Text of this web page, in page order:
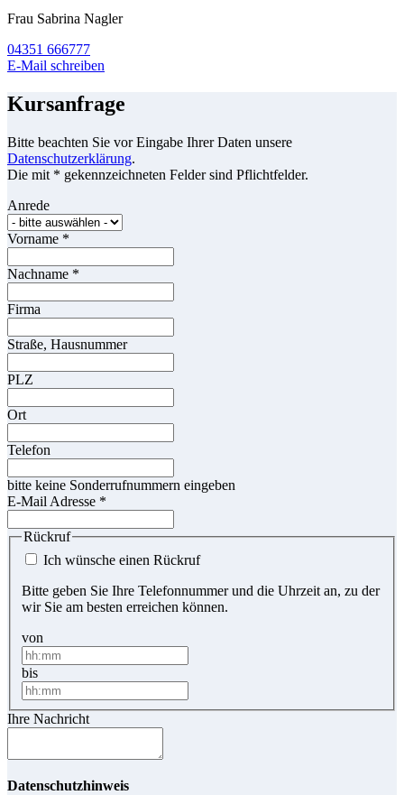
Frau Sabrina Nagler
04351 666777
E-Mail schreiben
Kursanfrage
Bitte beachten Sie vor Eingabe Ihrer Daten unsere
Datenschutzerklärung.
Die mit * gekennzeichneten Felder sind Pflichtfelder.
Anrede
Vorname *
Nachname *
Firma
Straße, Hausnummer
PLZ
Ort
Telefon
bitte keine Sonderrufnummern eingeben
E-Mail Adresse *
Rückruf
Ich wünsche einen Rückruf
Bitte geben Sie Ihre Telefonnummer und die Uhrzeit an, zu der
wir Sie am besten erreichen können.
von
bis
Ihre Nachricht
Datenschutzhinweis